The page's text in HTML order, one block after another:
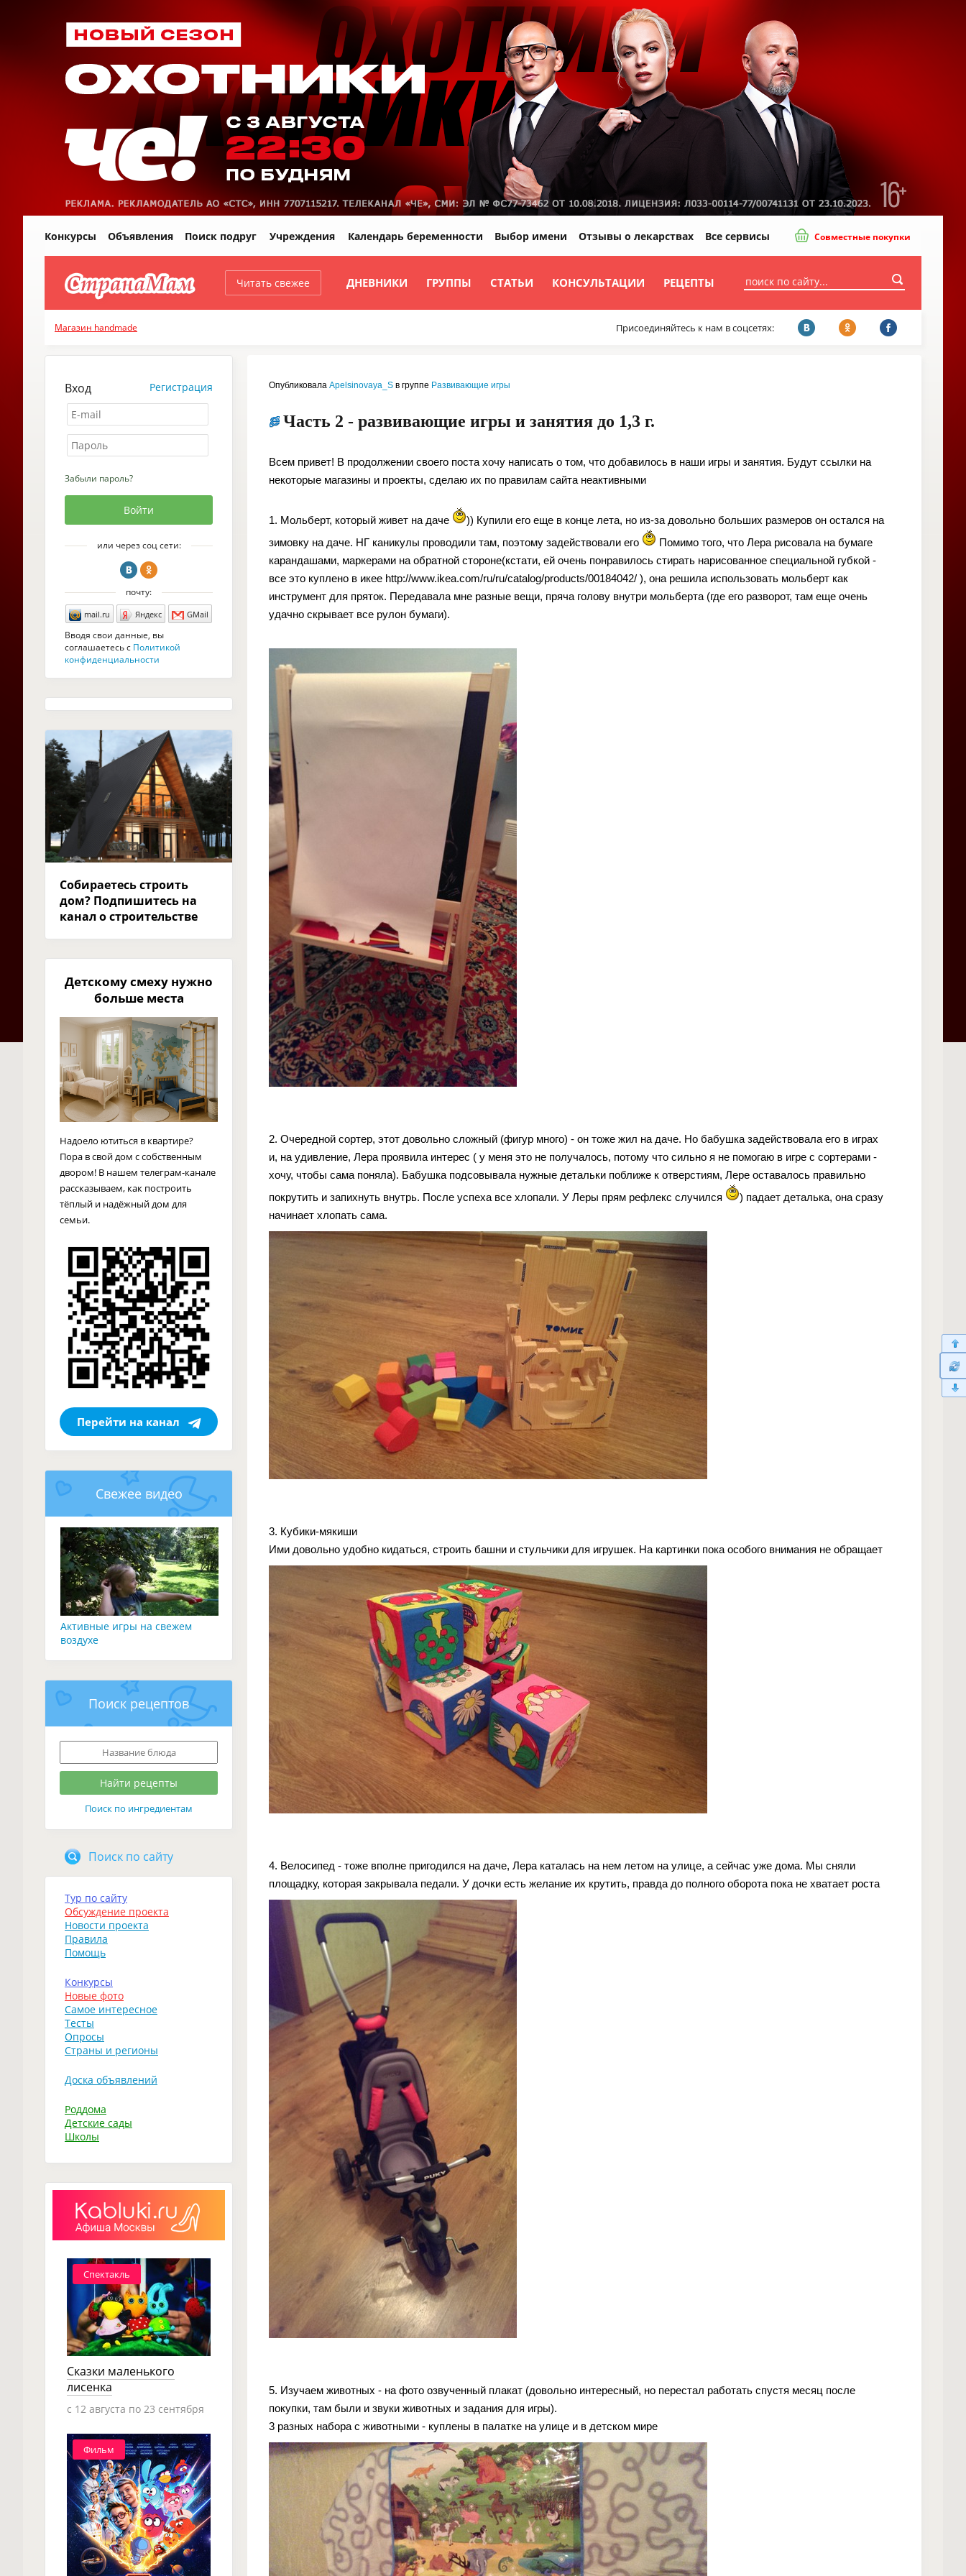
Читать свежее ДНЕВНИКИ ГРУППЫ СТАТЬИ КОНСУЛЬТАЦИИ РЕЦЕПТЫ
Конкурсы Объявления Поиск подруг Учреждения Календарь беременности Выбор имени Отзывы о лекарствах Все сервисы Совместные покупки
Магазин handmade Присоединяйтесь к нам в соцсетях:
Опубликовала Apelsinovaya_S в группе Развивающие игры
Часть 2 - развивающие игры и занятия до 1,3 г.
Всем привет! В продолжении своего поста хочу написать о том, что добавилось в наши игры и занятия. Будут ссылки на
некоторые магазины и проекты, сделаю их по правилам сайта неактивными
1. Мольберт, который живет на даче
)) Купили его еще в конце лета, но из-за довольно больших размеров он остался на
зимовку на даче. НГ каникулы проводили там, поэтому задействовали его
Помимо того, что Лера рисовала на бумаге
карандашами, маркерами на обратной стороне(кстати, ей очень понравилось стирать нарисованное специальной губкой -
все это куплено в икее http://www.ikea.com/ru/ru/catalog/products/00184042/ ), она решила использовать мольберт как
инструмент для пряток. Передавала мне разные вещи, пряча голову внутри мольберта (где его разворот, там еще очень
удачно скрывает все рулон бумаги).
2. Очередной сортер, этот довольно сложный (фигур много) - он тоже жил на даче. Но бабушка задействовала его в играх
и, на удивление, Лера проявила интерес ( у меня это не получалось, потому что сильно я не помогаю в игре с сортерами -
хочу, чтобы сама поняла). Бабушка подсовывала нужные детальки поближе к отверстиям, Лере оставалось правильно
покрутить и запихнуть внутрь. После успеха все хлопали. У Леры прям рефлекс случился
) падает деталька, она сразу
начинает хлопать сама.
3. Кубики-мякиши
Ими довольно удобно кидаться, строить башни и стульчики для игрушек. На картинки пока особого внимания не обращает
4. Велосипед - тоже вполне пригодился на даче, Лера каталась на нем летом на улице, а сейчас уже дома. Мы сняли
площадку, которая закрывала педали. У дочки есть желание их крутить, правда до полного оборота пока не хватает роста
5. Изучаем животных - на фото озвученный плакат (довольно интересный, но перестал работать спустя месяц после
покупки, там были и звуки животных и задания для игры).
3 разных набора с животными - куплены в палатке на улице и в детском мире
Вход Регистрация
Забыли пароль?
или через соц сети:
почту:
mail.ru Яндекс GMail
Вводя свои данные, вы
соглашаетесь с Политикой
конфиденциальности
Собираетесь строить
дом? Подпишитесь на
канал о строительстве
Детскому смеху нужно
больше места
Надоело ютиться в квартире?
Пора в свой дом с собственным
двором! В нашем телеграм-канале
рассказываем, как построить
тёплый и надёжный дом для
семьи.
Перейти на канал
Свежее видео
Активные игры на свежем
воздухе
Поиск рецептов
Поиск по ингредиентам
Поиск по сайту
Тур по сайту
Обсуждение проекта
Новости проекта
Правила
Помощь
Конкурсы
Новые фото
Самое интересное
Тесты
Опросы
Страны и регионы
Доска объявлений
Роддома
Детские сады
Школы
Спектакль
Сказки маленького
лисенка
c 12 августа по 23 сентября
Фильм